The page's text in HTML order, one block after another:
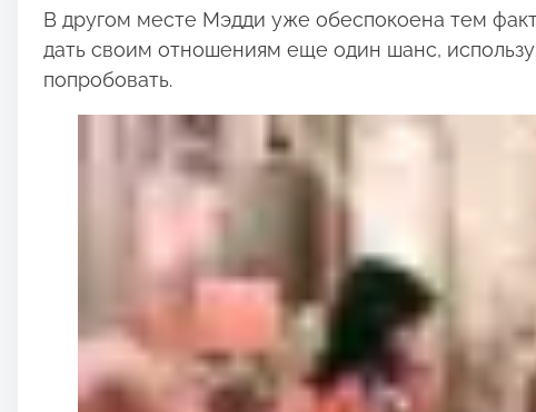
В другом месте Мэдди уже обеспокоена тем
дать своим отношениям еще один шанс,
попробовать.